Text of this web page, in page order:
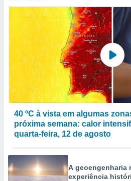
40 ºC à vista em algumas
próxima semana: calor
quarta-feira, 12 de agosto
A geoengenharia
experiência